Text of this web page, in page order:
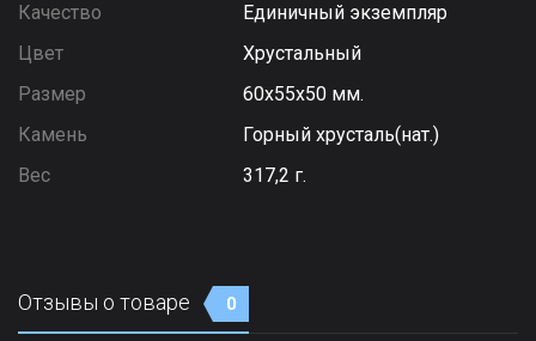
Качество
Единичный экземпляр
Цвет
Хрустальный
Размер
60х55х50 мм.
Камень
Горный хрусталь(нат.)
Вес
317,2 г.
Отзывы о товаре 0